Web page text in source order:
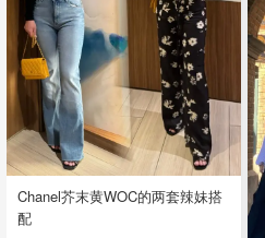
Chanel芥末黄WOC的两套辣妹搭
配